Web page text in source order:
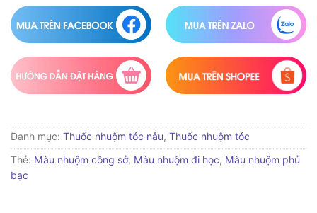
Danh mục: Thuốc nhuộm tóc nâu, Thuốc nhuộm tóc
Thẻ: Màu nhuộm công sở, Màu nhuộm đi học, Màu nhuộm phủ
bạc